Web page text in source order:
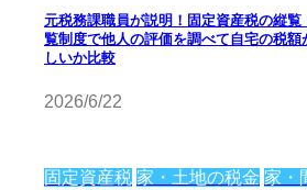
元税務課職員が説明！固定資産税の縦覧
覧制度で他人の評価を調べて自宅の税額
しいか比較
2026/6/22
固定資産税 家・土地の税金 家・